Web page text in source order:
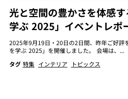
光と空間の豊かさを体感
学ぶ 2025」イベントレポ
2025年9月19日・20日の2日間、昨年ご好評
を学ぶ 2025」を開催しました。 会場は、...
タグ 特集 インテリア
トピックス